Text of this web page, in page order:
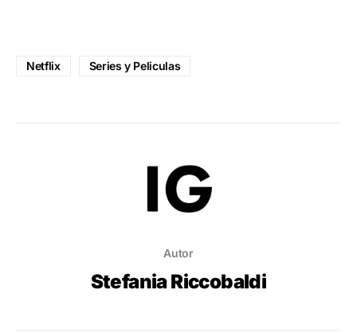
Netflix Series y Peliculas
Autor
Stefania Riccobaldi